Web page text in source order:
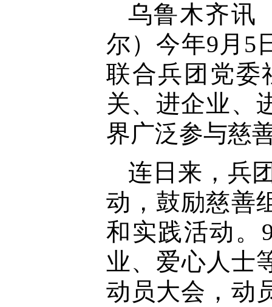
乌鲁木齐讯
尔） 今年9月5
联合兵团党委
关、进企业、
界广泛参与慈
连日来，兵
动，鼓励慈善
和实践活动。
业、爱心人士
动员大会，动